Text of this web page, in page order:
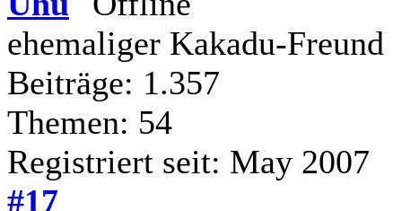
ehemaliger Kakadu-Freund
Beiträge: 1.357
Themen: 54
Registriert seit: May 2007
#17